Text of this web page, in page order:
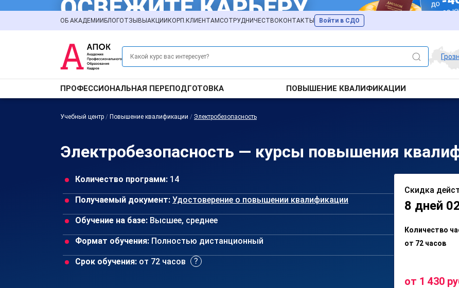
ОБ АКАДЕМИИ БЛОГОТЗЫВЫ АКЦИИ КОРП.КЛИЕНТАМСОТРУДНИЧЕСТВО КОНТАКТЫ Войти в СДО
ПРОФЕССИОНАЛЬНАЯ ПЕРЕПОДГОТОВКА ПОВЫШЕНИЕ КВАЛИФИКАЦИИ
Учебный центр / Повышение квалификации / Электробезопасность
Электробезопасность — курсы повышения
Количество программ: 14
Получаемый документ: Удостоверение о повышении квалификации
Обучение на базе: Высшее, среднее
Формат обучения: Полностью дистанционный
Срок обучения: от 72 часов
Скидка
8 дней
Количество
от 72 часов
от 1 430